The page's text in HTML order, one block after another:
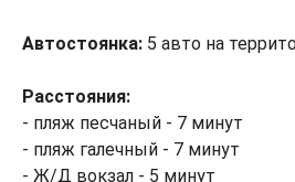
Автостоянка: 5 авто на
Расстояния:
- пляж песчаный - 7 минут
- пляж галечный - 7 минут
- Ж/Д вокзал - 5 минут